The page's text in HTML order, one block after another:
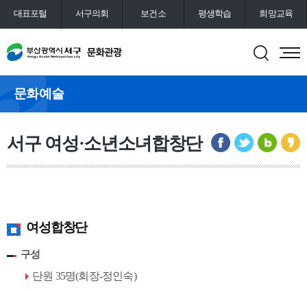
대표포털 서구의회 보건소 평생학습 희망교육
통합예약
문화예술
서구 여성·소년소녀합창단
여성합창단
구성
단원 35명(회장-정인숙)